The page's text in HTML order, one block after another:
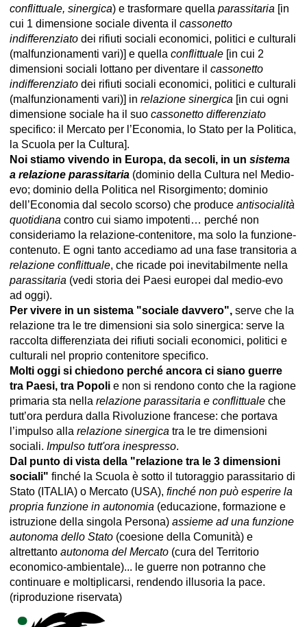
conflittuale, sinergica) e trasformare quella parassitaria [in
cui 1 dimensione sociale diventa il cassonetto
indifferenziato dei rifiuti sociali economici, politici e culturali
(malfunzionamenti vari)] e quella conflittuale [in cui 2
dimensioni sociali lottano per diventare il cassonetto
indifferenziato dei rifiuti sociali economici, politici e culturali
(malfunzionamenti vari)] in relazione sinergica [in cui ogni
dimensione sociale ha il suo cassonetto differenziato
specifico: il Mercato per l’Economia, lo Stato per la Politica,
la Scuola per la Cultura].
Noi stiamo vivendo in Europa, da secoli, in un sistema
a relazione parassitaria (dominio della Cultura nel Medio-
evo; dominio della Politica nel Risorgimento; dominio
dell’Economia dal secolo scorso) che produce antisocialità
quotidiana contro cui siamo impotenti… perché non
consideriamo la relazione-contenitore, ma solo la funzione-
contenuto. E ogni tanto accediamo ad una fase transitoria a
relazione conflittuale, che ricade poi inevitabilmente nella
parassitaria (vedi storia dei Paesi europei dal medio-evo
ad oggi).
Per vivere in un sistema "sociale davvero", serve che la
relazione tra le tre dimensioni sia solo sinergica: serve la
raccolta differenziata dei rifiuti sociali economici, politici e
culturali nel proprio contenitore specifico.
Molti oggi si chiedono perché ancora ci siano guerre
tra Paesi, tra Popoli e non si rendono conto che la ragione
primaria sta nella relazione parassitaria e conflittuale che
tutt’ora perdura dalla Rivoluzione francese: che portava
l’impulso alla relazione sinergica tra le tre dimensioni
sociali. Impulso tutt'ora inespresso.
Dal punto di vista della "relazione tra le 3 dimensioni
sociali" finché la Scuola è sotto il tutoraggio parassitario di
Stato (ITALIA) o Mercato (USA), finché non può esperire la
propria funzione in autonomia (educazione, formazione e
istruzione della singola Persona) assieme ad una funzione
autonoma dello Stato (coesione della Comunità) e
altrettanto autonoma del Mercato (cura del Territorio
economico-ambientale)... le guerre non potranno che
continuare e moltiplicarsi, rendendo illusoria la pace.
(riproduzione riservata)